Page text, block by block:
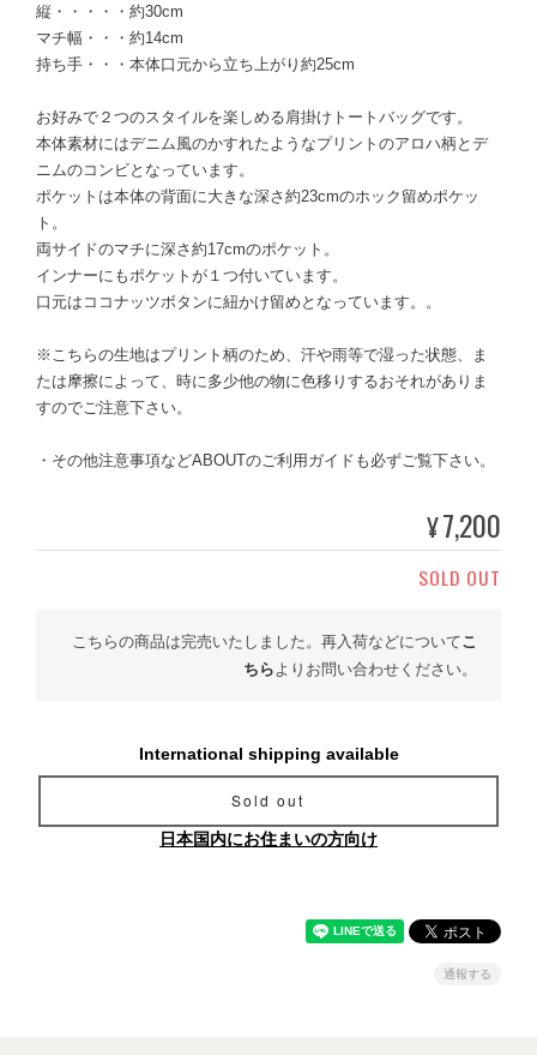
縦・・・・・約30cm
マチ幅・・・約14cm
持ち手・・・本体口元から立ち上がり約25cm
お好みで２つのスタイルを楽しめる肩掛けトートバッグです。
本体素材にはデニム風のかすれたようなプリントのアロハ柄とデ
ニムのコンビとなっています。
ポケットは本体の背面に大きな深さ約23cmのホック留めポケッ
ト。
両サイドのマチに深さ約17cmのポケット。
インナーにもポケットが１つ付いています。
口元はココナッツボタンに紐かけ留めとなっています。。
※こちらの生地はプリント柄のため、汗や雨等で湿った状態、ま
たは摩擦によって、時に多少他の物に色移りするおそれがありま
すのでご注意下さい。
・その他注意事項などABOUTのご利用ガイドも必ずご覧下さい。
¥7,200
SOLD OUT
こちらの商品は完売いたしました。再入荷などについてこ
ちら よりお問い合わせください。
International shipping available
Sold out
日本国内にお住まいの方向け
通報する